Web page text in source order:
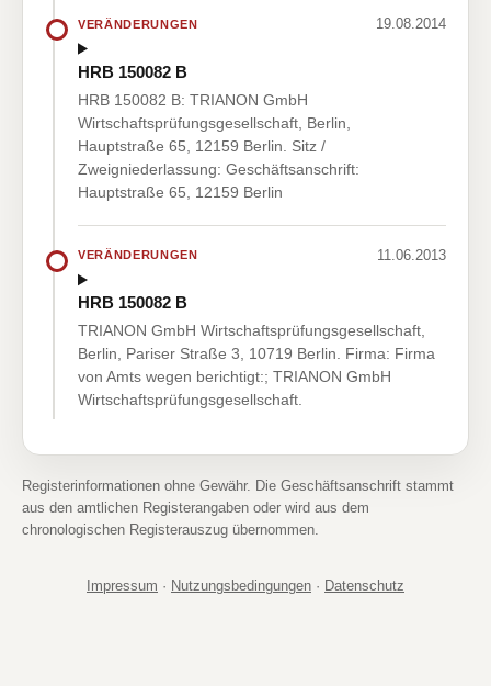
VERÄNDERUNGEN 19.08.2014
HRB 150082 B
HRB 150082 B: TRIANON GmbH
Wirtschaftsprüfungsgesellschaft, Berlin,
Hauptstraße 65, 12159 Berlin. Sitz /
Zweigniederlassung: Geschäftsanschrift:
Hauptstraße 65, 12159 Berlin
VERÄNDERUNGEN 11.06.2013
HRB 150082 B
TRIANON GmbH Wirtschaftsprüfungsgesellschaft,
Berlin, Pariser Straße 3, 10719 Berlin. Firma: Firma
von Amts wegen berichtigt:; TRIANON GmbH
Wirtschaftsprüfungsgesellschaft.
Registerinformationen ohne Gewähr. Die Geschäftsanschrift stammt
aus den amtlichen Registerangaben oder wird aus dem
chronologischen Registerauszug übernommen.
Impressum · Nutzungsbedingungen · Datenschutz